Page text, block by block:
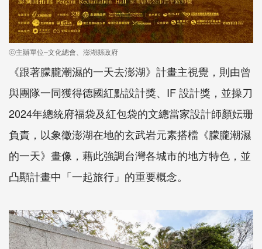
ⓒ主辦單位–文化總會、澎湖縣政府
《跟著朦朧潮濕的一天去澎湖》計畫主視覺，則由曾
與團隊一同獲得德國紅點設計獎、IF 設計獎，並操刀
2024年總統府福袋及紅包袋的文總當家設計師顏妘珊
負責，以象徵澎湖在地的玄武岩元素搭檔《朦朧潮濕
的一天》畫像，藉此強調台灣各城市的地方特色，並
凸顯計畫中「一起旅行」的重要概念。